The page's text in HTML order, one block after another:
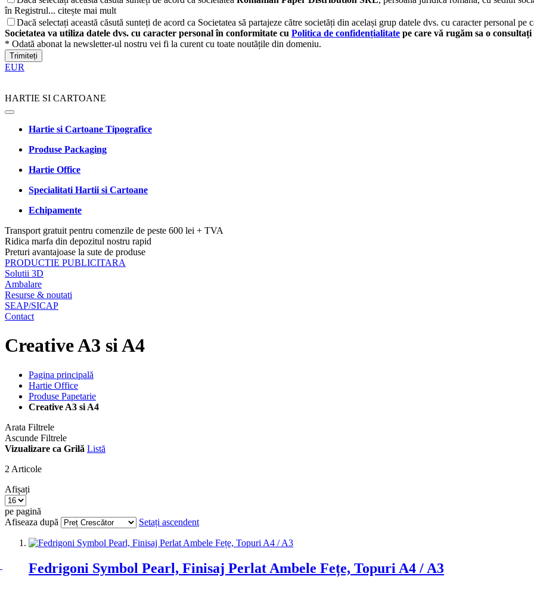
în Registrul... citește mai mult
Dacă selectați această căsută sunteți de acord ca Societatea să partajeze către societăți din același grup datele dvs. cu caracter personal
Societatea va utiliza datele dvs. cu caracter personal în conformitate cu Politica de confidențialitate pe care vă rugăm sa o
* Odată abonat la newsletter-ul nostru vei fi la curent cu toate noutățile din domeniu.
Trimiteți
EUR
HARTIE SI CARTOANE
Hartie si Cartoane Tipografice
Produse Packaging
Hartie Office
Specialitati Hartii si Cartoane
Echipamente
Transport gratuit pentru comenzile de peste 600 lei + TVA
Ridica marfa din depozitul nostru rapid
Preturi avantajoase la sute de produse
PRODUCTIE PUBLICITARA
Solutii 3D
Ambalare
Resurse & noutati
SEAP/SICAP
Contact
Creative A3 si A4
Pagina principală
Hartie Office
Produse Papetarie
Creative A3 si A4
Arata Filtrele
Ascunde Filtrele
Vizualizare ca Grilă Listă
2 Articole
Afișați
pe pagină
Afiseaza după
Setați ascendent
Fedrigoni Symbol Pearl, Finisaj Perlat Ambele Fețe, Topuri A4 / A3